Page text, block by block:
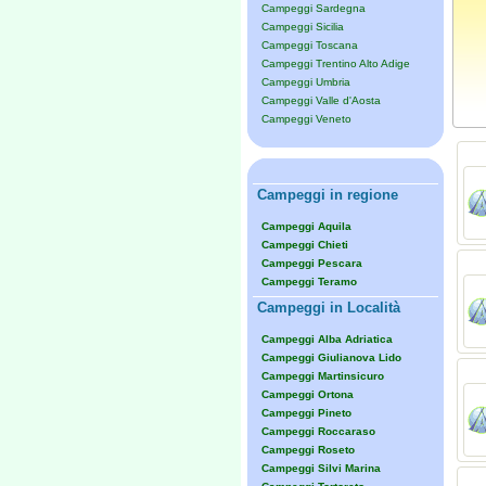
Campeggi Sardegna
Campeggi Sicilia
Campeggi Toscana
Campeggi Trentino Alto Adige
Campeggi Umbria
Campeggi Valle d'Aosta
Campeggi Veneto
Campeggi in regione
Campeggi Aquila
Campeggi Chieti
Campeggi Pescara
Campeggi Teramo
Campeggi in Località
Campeggi Alba Adriatica
Campeggi Giulianova Lido
Campeggi Martinsicuro
Campeggi Ortona
Campeggi Pineto
Campeggi Roccaraso
Campeggi Roseto
Campeggi Silvi Marina